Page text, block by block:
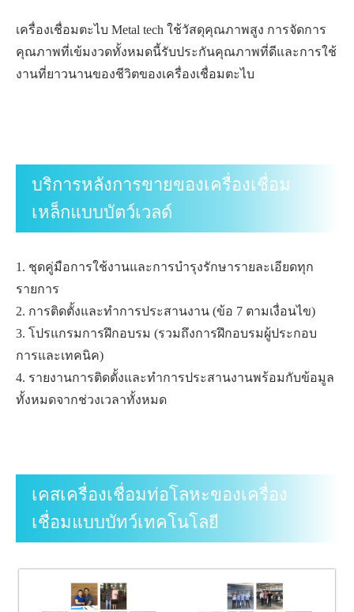
เครื่องเชื่อมตะไบ Metal tech ใช้วัสดุคุณภาพสูง การจัดการ
คุณภาพที่เข้มงวดทั้งหมดนี้รับประกันคุณภาพที่ดีและการใช้
งานที่ยาวนานของชีวิตของเครื่องเชื่อมตะไบ
บริการหลังการขายของเครื่องเชื่อม
เหล็กแบบบัตว์เวลด์
1. ชุดคู่มือการใช้งานและการบำรุงรักษารายละเอียดทุก
รายการ
2. การติดตั้งและทำการประสานงาน (ข้อ 7 ตามเงื่อนไข)
3. โปรแกรมการฝึกอบรม (รวมถึงการฝึกอบรมผู้ประกอบ
การและเทคนิค)
4. รายงานการติดตั้งและทำการประสานงานพร้อมกับข้อมูล
ทั้งหมดจากช่วงเวลาทั้งหมด
เคสเครื่องเชื่อมท่อโลหะของเครื่อง
เชื่อมแบบบัทว์เทคโนโลยี